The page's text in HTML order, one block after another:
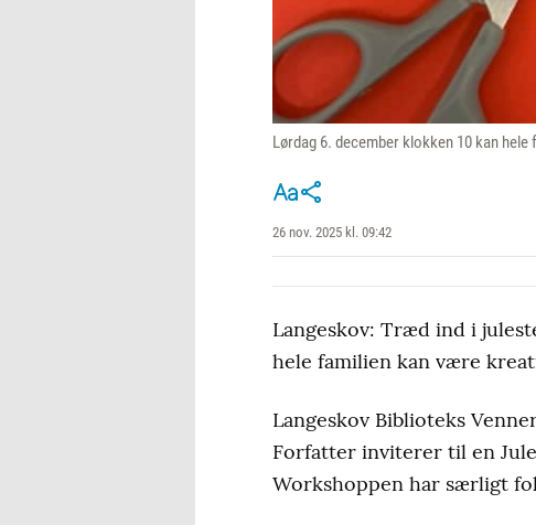
Lørdag 6. december klokken 10 kan
26 nov. 2025 kl. 09:42
Langeskov: Træd ind i
hele familien kan være
Langeskov Biblioteks
Forfatter inviterer til en
Workshoppen har særligt